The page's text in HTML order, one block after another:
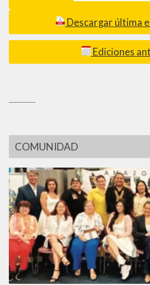
Descargar última
Ediciones
COMUNIDAD